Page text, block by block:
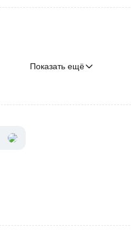
Показать ещё